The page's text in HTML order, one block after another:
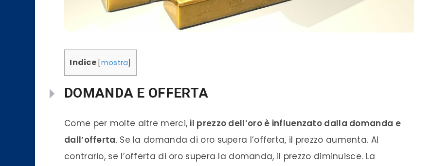
Indice [mostra
DOMANDA E OFFERTA
Come per molte altre merci, il prezzo dell’oro è influenzato dalla domanda e
dall’offerta. Se la domanda di oro supera l’offerta, il prezzo aumenta. Al
contrario, se l’offerta di oro supera la domanda, il prezzo diminuisce. La